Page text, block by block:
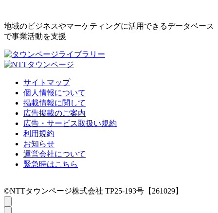
地域のビジネスやマーケティングに活用できるデータベース
で事業活動を支援
サイトマップ
個人情報について
掲載情報に関して
広告掲載のご案内
広告・サービス取扱い規約
利用規約
お知らせ
運営会社について
緊急時はこちら
©NTTタウンページ株式会社 TP25-193号【261029】